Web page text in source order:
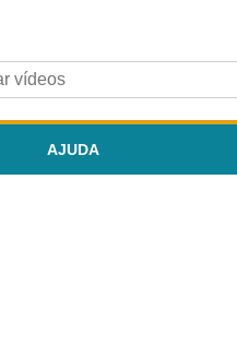
AJUDA